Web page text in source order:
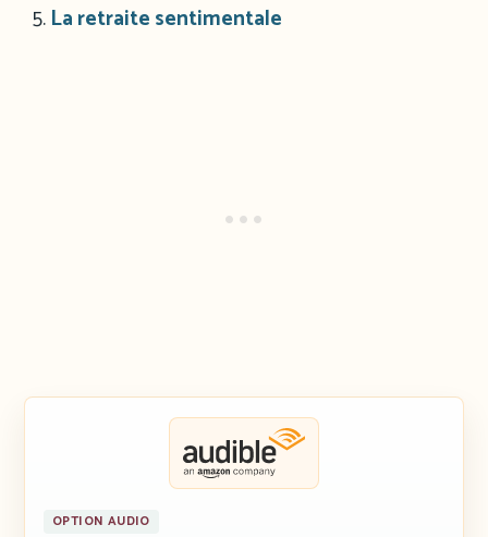
La retraite sentimentale
OPTION AUDIO